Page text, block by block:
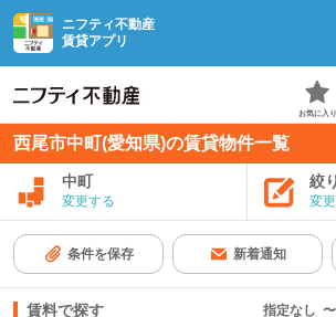
ニフティ不動産
賃貸アプリ
お気に入り
西尾市中町(愛知県)の賃貸物件一覧
中町
変更する
絞
変
条件を保存 新着通知
賃料で探す 指定なし 〜